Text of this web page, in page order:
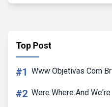
Top Post
#1 Www Objetivas Com Br
#2 Were Where And We're